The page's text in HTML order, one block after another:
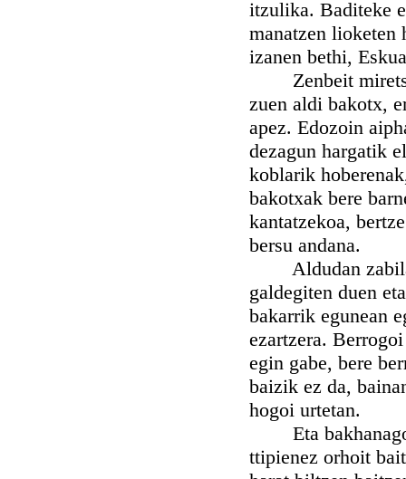
itzulika. Baditeke
manatzen lioketen
izanen bethi,
Zenbeit miretsi
zuen aldi bakotx,
apez. Edozoin
dezagun hargatik
koblarik
bakotxak bere
kantatzekoa,
bersu andana.
Aldudan
galdegiten duen
bakarrik egunean
ezartzera.
egin gabe, bere
baizik ez da,
hogoi urtetan.
Eta bakhanago
ttipienez orhoit